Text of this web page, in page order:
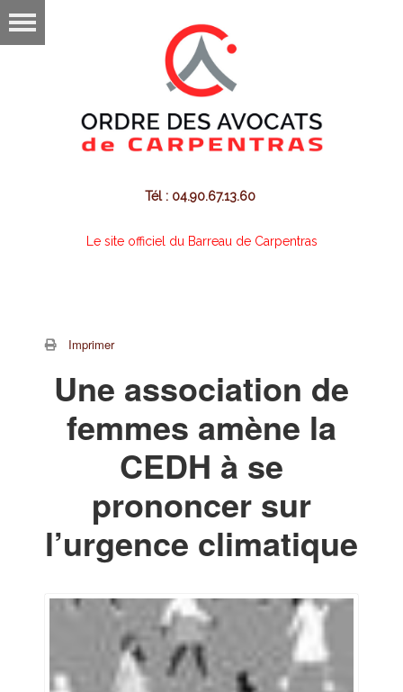
Tél : 04.90.67.13.60
Le site officiel du Barreau de Carpentras
Imprimer
Une association de
femmes amène la
CEDH à se
prononcer sur
l’urgence climatique